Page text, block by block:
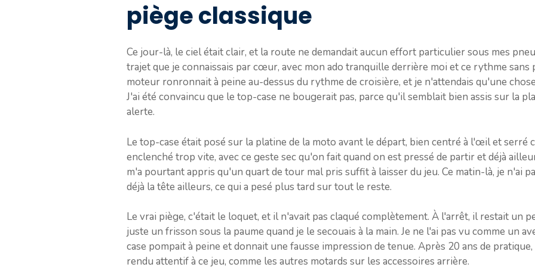
piège classique
Ce jour-là, le ciel était clair, et la route ne demandait aucun effort particulier sous mes
trajet que je connaissais par cœur, avec mon ado tranquille derrière moi et ce rythme sans
moteur ronronnait à peine au-dessus du rythme de croisière, et je n'attendais qu'une
J'ai été convaincu que le top-case ne bougerait pas, parce qu'il semblait bien assis sur la
alerte.
Le top-case était posé sur la platine de la moto avant le départ, bien centré à l'œil et serré
enclenché trop vite, avec ce geste sec qu'on fait quand on est pressé de partir et déjà
m'a pourtant appris qu'un quart de tour mal pris suffit à laisser du jeu. Ce matin-là, je n'ai
déjà la tête ailleurs, ce qui a pesé plus tard sur tout le reste.
Le vrai piège, c'était le loquet, et il n'avait pas claqué complètement. À l'arrêt, il restait un
juste un frisson sous la paume quand je le secouais à la main. Je ne l'ai pas vu comme un
case pompait à peine et donnait une fausse impression de tenue. Après 20 ans de pratique,
rendu attentif à ce jeu, comme les autres motards sur les accessoires arrière.